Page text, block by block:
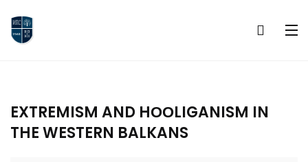
EXTREMISM AND HООLIGANISM IN
THE WESTERN BALKANS